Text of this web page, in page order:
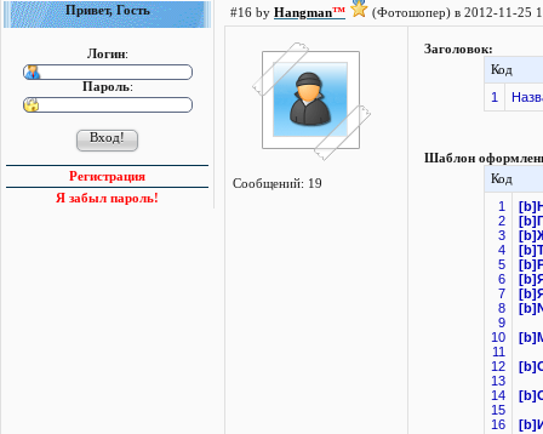
Привет, Гость
Логин:
Пароль:
Регистрация
Я забыл пароль!
#16 by Hangman™ (Фотошопер) в 2012-11-25
Сообщений: 19
Заголовок:
Код
1
Шаблон
Код
1
2
3
4
5
6
7
8
9
10
11
12
13
14
15
16